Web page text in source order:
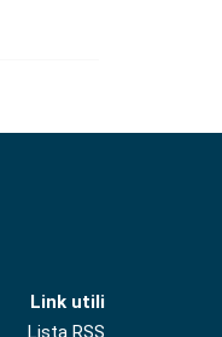
Link utili
Lista RSS